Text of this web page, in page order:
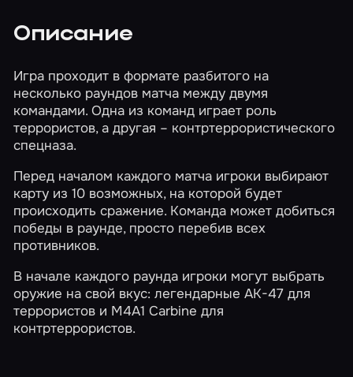
Описание
Игра проходит в формате разбитого на
несколько раундов матча между двумя
командами. Одна из команд играет роль
террористов, а другая – контртеррористического
спецназа.
Перед началом каждого матча игроки выбирают
карту из 10 возможных, на которой будет
происходить сражение. Команда может добиться
победы в раунде, просто перебив всех
противников.
В начале каждого раунда игроки могут выбрать
оружие на свой вкус: легендарные AK-47 для
террористов и M4A1 Carbine для
контртеррористов.